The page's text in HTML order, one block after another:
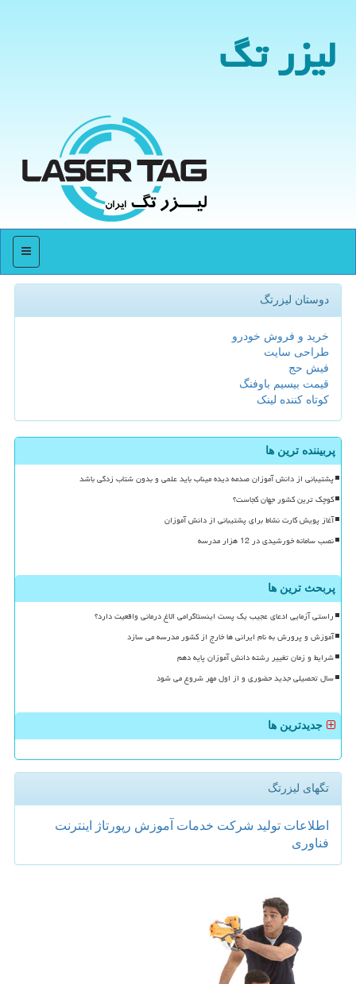
لیزر تگ
منو
دوستان لیزرتگ
خرید و فروش خودرو
طراحی سایت
فیش حج
قیمت بیسیم باوفنگ
کوتاه کننده لینک
پربیننده ترین ها
پشتیبانی از دانش آموزان صدمه دیده میناب باید علمی و بدون شتاب زدگی باشد
کوچک ترین کشور جهان کجاست؟
آغاز پویش کارت نشاط برای پشتیبانی از دانش آموزان
نصب سامانه خورشیدی در 12 هزار مدرسه
پربحث ترین ها
راستی آزمایی ادعای عجیب یک پست اینستاگرامی الاغ درمانی واقعیت دارد؟
آموزش و پرورش به نام ایرانی ها خارج از کشور مدرسه می سازد
شرایط و زمان تغییر رشته دانش آموزان پایه دهم
سال تحصیلی جدید حضوری و از اول مهر شروع می شود
جدیدترین ها
تگهای لیزرتگ
اطلاعات تولید شركت خدمات آموزش رپورتاژ
اینترنت
فناوری